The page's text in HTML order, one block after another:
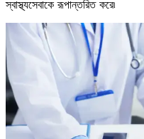
স্বাস্থ্যসেবাকে রূপান্তরিত করে৷